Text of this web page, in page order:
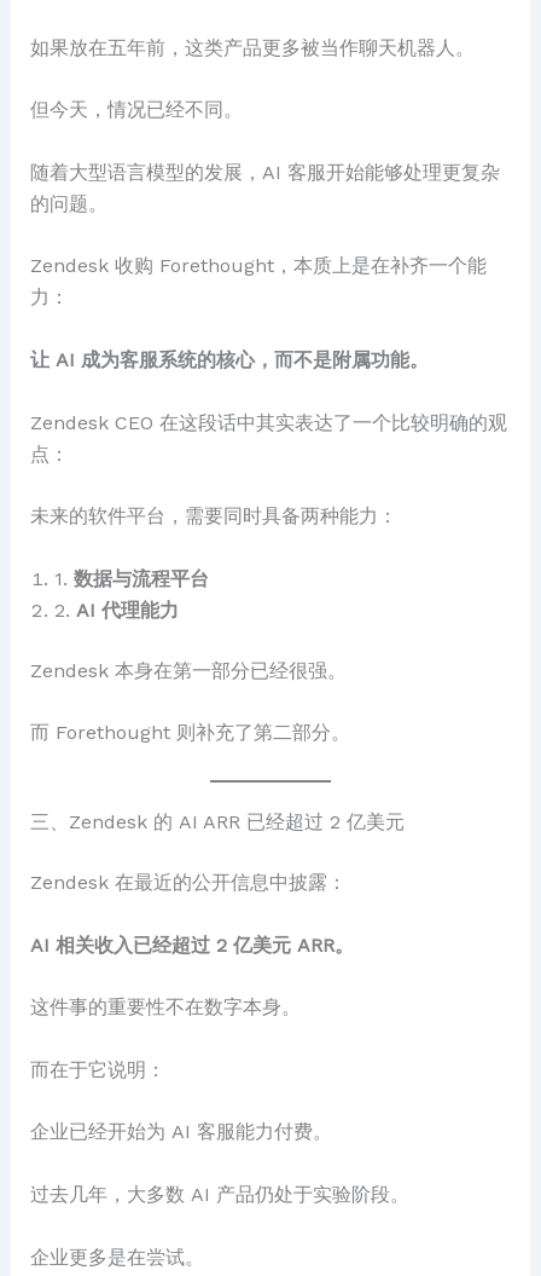
如果放在五年前，这类产品更多被当作聊天机器人。
但今天，情况已经不同。
随着大型语言模型的发展，AI 客服开始能够处理更复杂
的问题。
Zendesk 收购 Forethought，本质上是在补齐一个能
力：
让 AI 成为客服系统的核心，而不是附属功能。
Zendesk CEO 在这段话中其实表达了一个比较明确的观
点：
未来的软件平台，需要同时具备两种能力：
1. 数据与流程平台
2. AI 代理能力
Zendesk 本身在第一部分已经很强。
而 Forethought 则补充了第二部分。
三、Zendesk 的 AI ARR 已经超过 2 亿美元
Zendesk 在最近的公开信息中披露：
AI 相关收入已经超过 2 亿美元 ARR。
这件事的重要性不在数字本身。
而在于它说明：
企业已经开始为 AI 客服能力付费。
过去几年，大多数 AI 产品仍处于实验阶段。
企业更多是在尝试。